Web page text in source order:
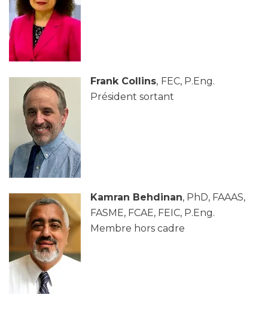
Frank Collins, FEC, P.Eng.
Président sortant
Kamran Behdinan, PhD, FAAAS,
FASME, FCAE, FEIC, P.Eng.
Membre hors cadre